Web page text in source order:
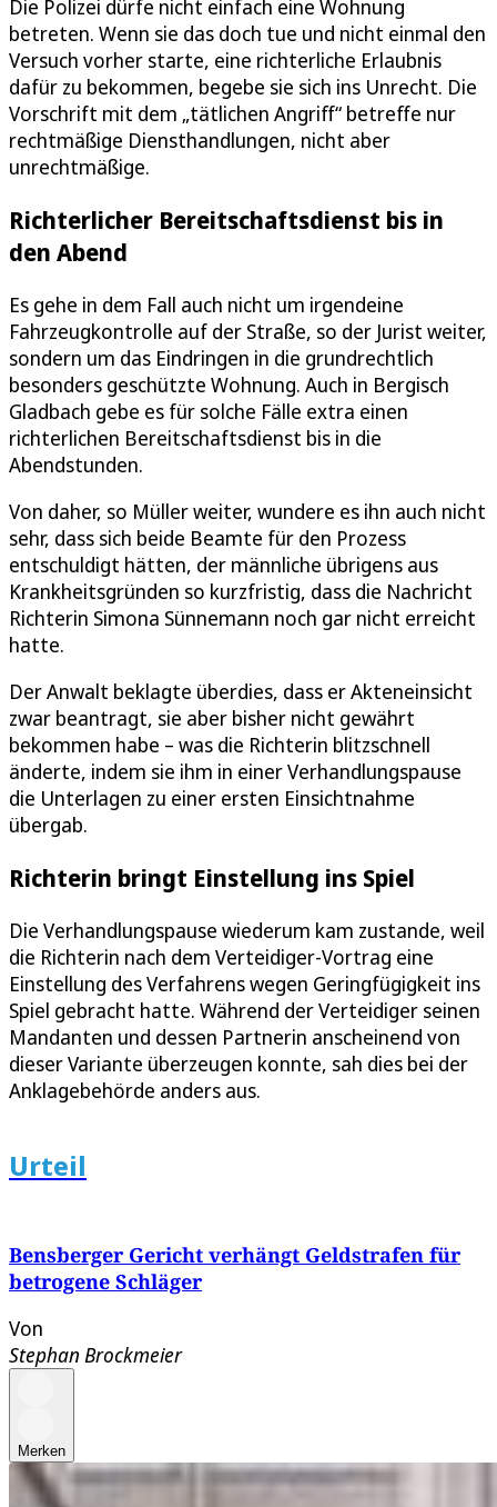
Die Polizei dürfe nicht einfach eine Wohnung
betreten. Wenn sie das doch tue und nicht einmal den
Versuch vorher starte, eine richterliche Erlaubnis
dafür zu bekommen, begebe sie sich ins Unrecht. Die
Vorschrift mit dem „tätlichen Angriff“ betreffe nur
rechtmäßige Diensthandlungen, nicht aber
unrechtmäßige.
Richterlicher Bereitschaftsdienst bis in
den Abend
Es gehe in dem Fall auch nicht um irgendeine
Fahrzeugkontrolle auf der Straße, so der Jurist weiter,
sondern um das Eindringen in die grundrechtlich
besonders geschützte Wohnung. Auch in Bergisch
Gladbach gebe es für solche Fälle extra einen
richterlichen Bereitschaftsdienst bis in die
Abendstunden.
Von daher, so Müller weiter, wundere es ihn auch nicht
sehr, dass sich beide Beamte für den Prozess
entschuldigt hätten, der männliche übrigens aus
Krankheitsgründen so kurzfristig, dass die Nachricht
Richterin Simona Sünnemann noch gar nicht erreicht
hatte.
Der Anwalt beklagte überdies, dass er Akteneinsicht
zwar beantragt, sie aber bisher nicht gewährt
bekommen habe – was die Richterin blitzschnell
änderte, indem sie ihm in einer Verhandlungspause
die Unterlagen zu einer ersten Einsichtnahme
übergab.
Richterin bringt Einstellung ins Spiel
Die Verhandlungspause wiederum kam zustande, weil
die Richterin nach dem Verteidiger-Vortrag eine
Einstellung des Verfahrens wegen Geringfügigkeit ins
Spiel gebracht hatte. Während der Verteidiger seinen
Mandanten und dessen Partnerin anscheinend von
dieser Variante überzeugen konnte, sah dies bei der
Anklagebehörde anders aus.
Urteil
Bensberger Gericht verhängt Geldstrafen für
betrogene Schläger
Von
Stephan Brockmeier
Merken